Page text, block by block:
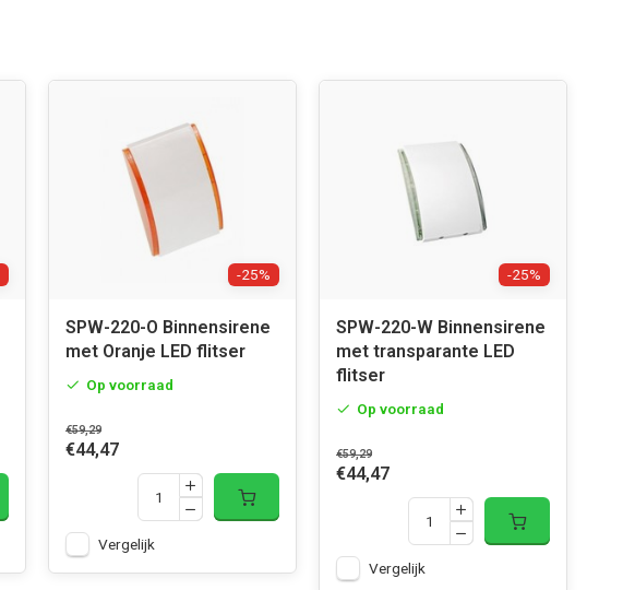
-25%
SPW-220-O Binnensirene
met Oranje LED flitser
Op voorraad
€59,29
€44,47
Vergelijk
-25%
SPW-220-W Binnensirene
met transparante LED
flitser
Op voorraad
€59,29
€44,47
Vergelijk